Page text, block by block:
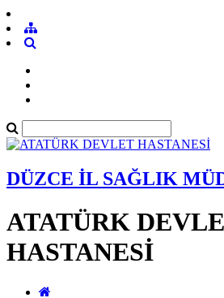
DÜZCE İL SAĞLIK
ATATÜRK
HASTANESİ